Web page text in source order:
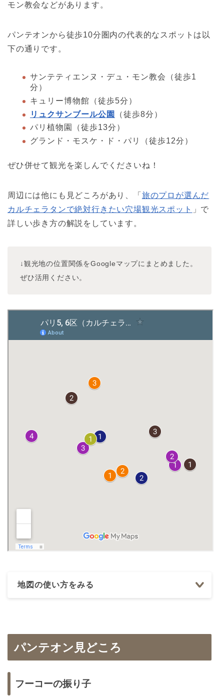
モン教会などがあります。
パンテオンから徒歩10分圏内の代表的なスポットは以
下の通りです。
サンテティエンヌ・デュ・モン教会（徒歩1
分）
キュリー博物館（徒歩5分）
リュクサンブール公園
（徒歩8分）
パリ植物園（徒歩13分）
グランド・モスケ・ド・パリ（徒歩12分）
ぜひ併せて観光を楽しんでくださいね！
周辺には他にも見どころがあり、「 旅のプロが選んだ
カルチェラタンで絶対行きたい穴場観光スポット
」で
詳しい歩き方の解説をしています。
↓観光地の位置関係をGoogleマップにまとめました。
ぜひ活用ください。
地図の使い方をみる
パンテオン見どころ
フーコーの振り子